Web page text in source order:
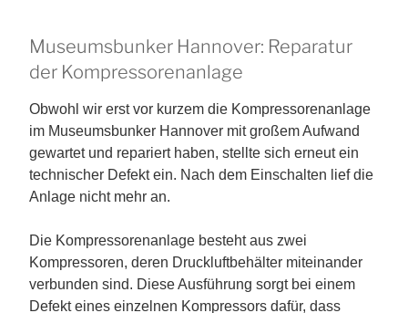
Museumsbunker Hannover: Reparatur
der Kompressorenanlage
Obwohl wir erst vor kurzem die Kompressorenanlage
im Museumsbunker Hannover mit großem Aufwand
gewartet und repariert haben, stellte sich erneut ein
technischer Defekt ein. Nach dem Einschalten lief die
Anlage nicht mehr an.
Die Kompressorenanlage besteht aus zwei
Kompressoren, deren Druckluftbehälter miteinander
verbunden sind. Diese Ausführung sorgt bei einem
Defekt eines einzelnen Kompressors dafür, dass